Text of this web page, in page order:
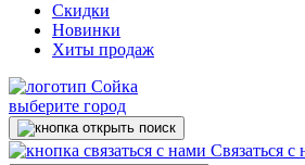
Скидки
Новинки
Хиты продаж
выберите город
Связаться с